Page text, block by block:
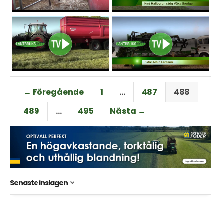
← Föregående 1 … 487
488
489
… 495 Nästa →
Senaste inslagen